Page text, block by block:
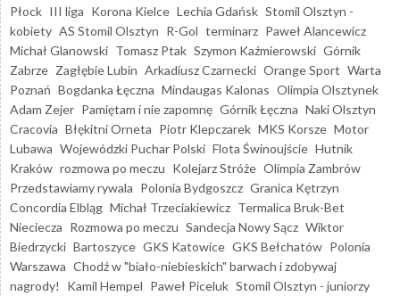
Płock III liga Korona Kielce Lechia Gdańsk Stomil Olsztyn -
kobiety AS Stomil Olsztyn R-Gol terminarz Paweł Alancewicz
Michał Glanowski Tomasz Ptak Szymon Kaźmierowski Górnik
Zabrze Zagłębie Lubin Arkadiusz Czarnecki Orange Sport Warta
Poznań Bogdanka Łęczna Mindaugas Kalonas Olimpia Olsztynek
Adam Zejer Pamiętam i nie zapomnę Górnik Łęczna Naki Olsztyn
Cracovia Błękitni Orneta Piotr Klepczarek MKS Korsze Motor
Lubawa Wojewódzki Puchar Polski Flota Świnoujście Hutnik
Kraków rozmowa po meczu Kolejarz Stróże Olimpia Zambrów
Przedstawiamy rywala Polonia Bydgoszcz Granica Kętrzyn
Concordia Elbląg Michał Trzeciakiewicz Termalica Bruk-Bet
Nieciecza Rozmowa po meczu Sandecja Nowy Sącz Wiktor
Biedrzycki Bartoszyce GKS Katowice GKS Bełchatów Polonia
Warszawa Chodź w "biało-niebieskich" barwach i zdobywaj
nagrody!
Kamil Hempel Paweł Piceluk Stomil Olsztyn - juniorzy